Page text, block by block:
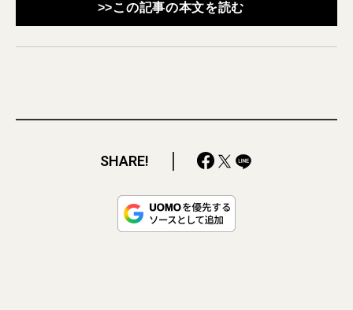
>>この記事の本文を読む
SHARE!